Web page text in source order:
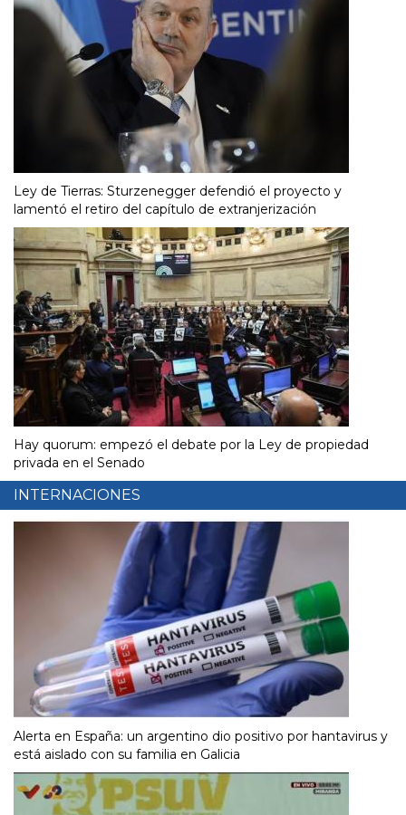
Ley de Tierras: Sturzenegger defendió el proyecto y
lamentó el retiro del capítulo de extranjerización
Hay quorum: empezó el debate por la Ley de propiedad
privada en el Senado
INTERNACIONES
Alerta en España: un argentino dio positivo por hantavirus y
está aislado con su familia en Galicia